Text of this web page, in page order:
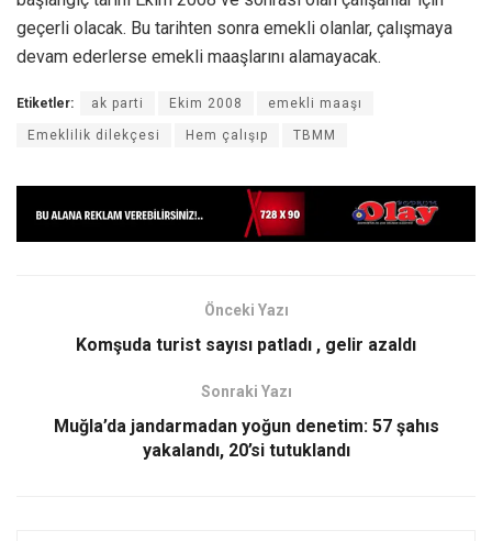
geçerli olacak. Bu tarihten sonra emekli olanlar, çalışmaya
devam ederlerse emekli maaşlarını alamayacak.
Etiketler: ak parti Ekim 2008 emekli maaşı
Emeklilik dilekçesi Hem çalışıp TBMM
Önceki Yazı
Komşuda turist sayısı patladı , gelir azaldı
Sonraki Yazı
Muğla’da jandarmadan yoğun denetim: 57 şahıs
yakalandı, 20’si tutuklandı